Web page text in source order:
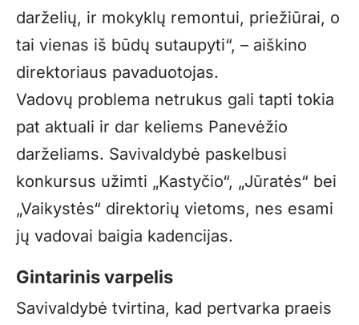
darželių, ir mokyklų remontui, priežiūrai, o
tai vienas iš būdų sutaupyti“, – aiškino
direktoriaus pavaduotojas.
Vadovų problema netrukus gali tapti tokia
pat aktuali ir dar keliems Panevėžio
darželiams. Savivaldybė paskelbusi
konkursus užimti „Kastyčio“, „Jūratės“ bei
„Vaikystės“ direktorių vietoms, nes esami
jų vadovai baigia kadencijas.
Gintarinis varpelis
Savivaldybė tvirtina, kad pertvarka praeis